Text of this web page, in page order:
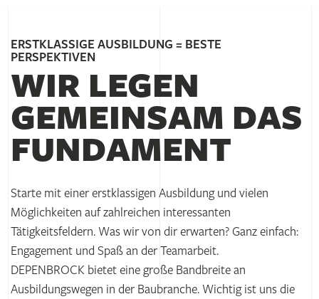
ERSTKLASSIGE AUSBILDUNG = BESTE
PERSPEKTIVEN
WIR LEGEN
GEMEINSAM DAS
FUNDAMENT
Starte mit einer erstklassigen Ausbildung und vielen
Möglichkeiten auf zahlreichen interessanten
Tätigkeitsfeldern. Was wir von dir erwarten? Ganz einfach:
Engagement und Spaß an der Teamarbeit.
DEPENBROCK bietet eine große Bandbreite an
Ausbildungswegen in der Baubranche. Wichtig ist uns die